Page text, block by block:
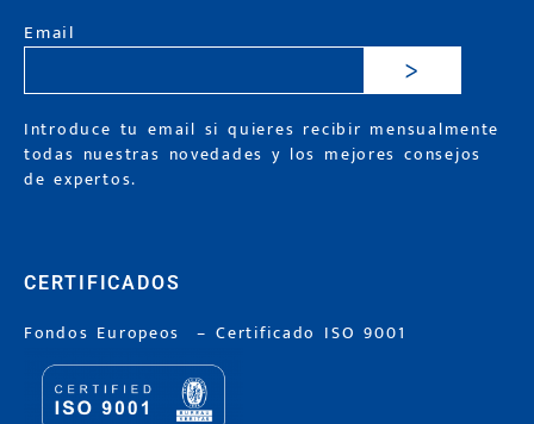
Email
>
Introduce tu email si quieres recibir mensualmente
todas nuestras novedades y los mejores consejos
de expertos.
CERTIFICADOS
Fondos Europeos –Certificado ISO 9001